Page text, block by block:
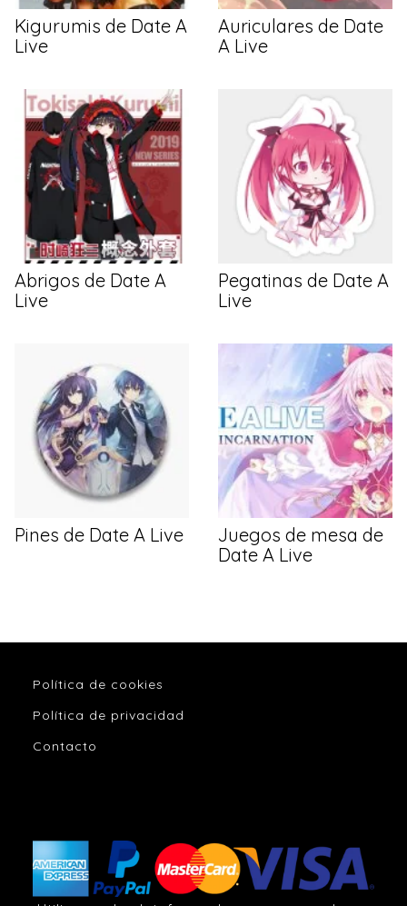
Kigurumis de Date A
Live
Auriculares de Date
A Live
Abrigos de Date A
Live
Pegatinas de Date A
Live
Pines de Date A Live
Juegos de mesa de
Date A Live
Política de cookies
Política de privacidad
Contacto